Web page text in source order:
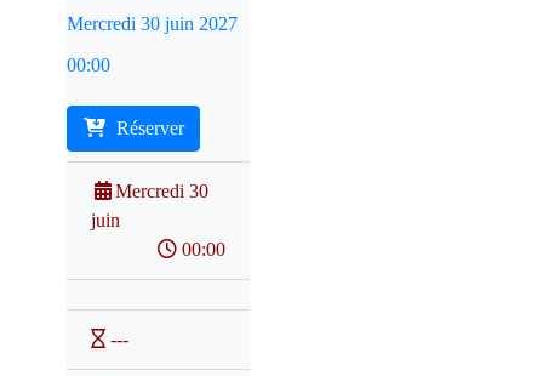
Mercredi 30 juin 2027
00:00
Réserver
Mercredi 30
juin
00:00
---